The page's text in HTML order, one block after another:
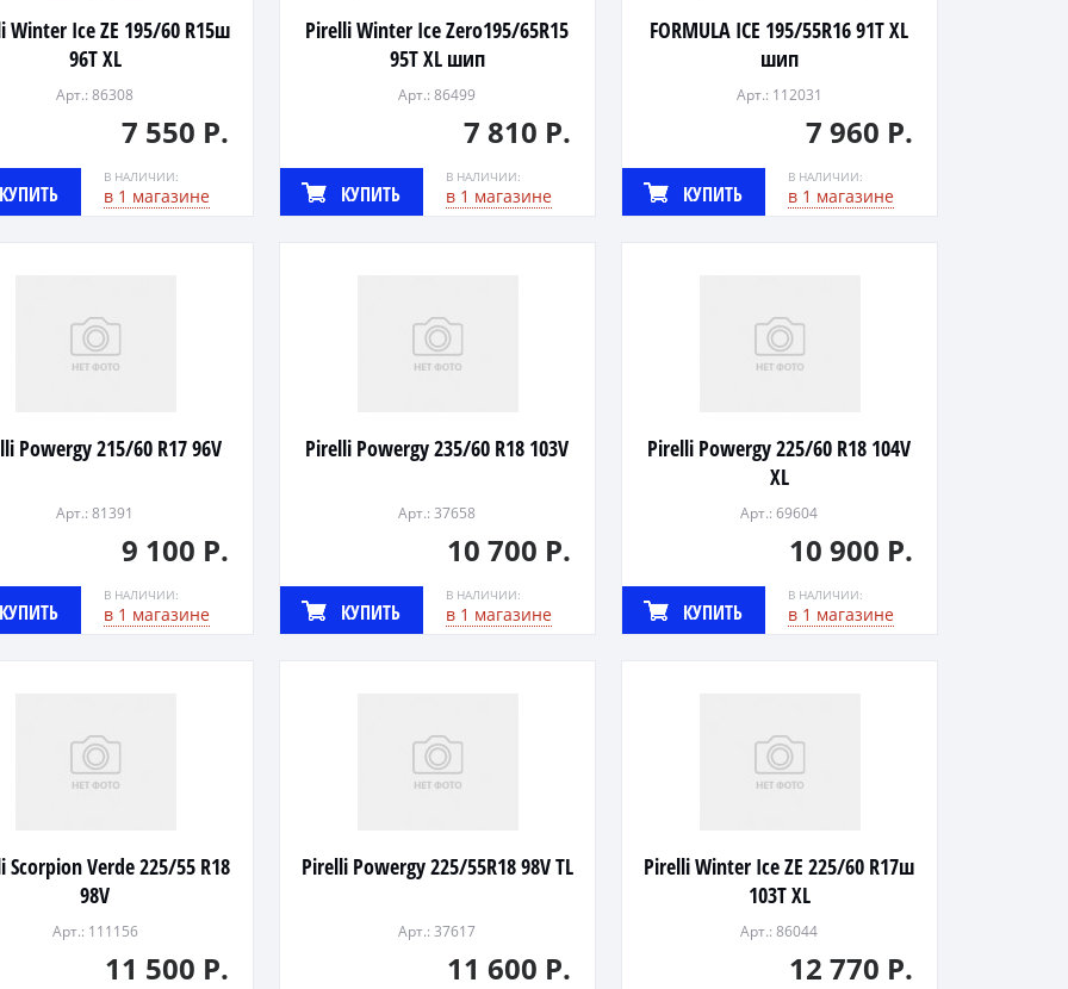
Winter Ice ZE 195/60 R15ш
96T XL
Арт.: 86308
7 550 Р.
КУПИТЬ
В НАЛИЧИИ:
в 1 магазине
Pirelli Winter Ice Zero195/65R15
95T XL шип
Арт.: 86499
7 810 Р.
КУПИТЬ
В НАЛИЧИИ:
в 1 магазине
FORMULA ICE 195/55R16 91T XL
шип
Арт.: 112031
7 960 Р.
КУПИТЬ
В НАЛИЧИИ:
в 1 магазине
Powergy 215/60 R17 96V
Арт.: 81391
9 100 Р.
КУПИТЬ
В НАЛИЧИИ:
в 1 магазине
Pirelli Powergy 235/60 R18 103V
Арт.: 37658
10 700 Р.
КУПИТЬ
В НАЛИЧИИ:
в 1 магазине
Pirelli Powergy 225/60 R18 104V
XL
Арт.: 69604
10 900 Р.
КУПИТЬ
В НАЛИЧИИ:
в 1 магазине
Scorpion Verde 225/55 R18
98V
Арт.: 111156
11 500 Р.
Pirelli Powergy 225/55R18 98V TL
Арт.: 37617
11 600 Р.
Pirelli Winter Ice ZE 225/60 R17ш
103T XL
Арт.: 86044
12 770 Р.